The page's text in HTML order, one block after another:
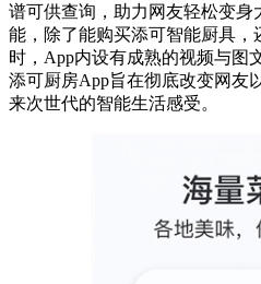
谱可供查询，助力网友轻松变身
能，除了能购买添可智能厨具，
时，App内设有成熟的视频与图
添可厨房App旨在彻底改变网友
来次世代的智能生活感受。